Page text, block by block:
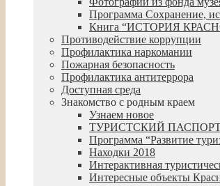
Программа Сохранение,
Книга “ИСТОРИЯ
Противодействие коррупции
Профилактика наркомании
Пожарная безопасность
Профилактика антитеррора
Доступная среда
Знакомство с родным краем
Узнаем новое
ТУРИСТСКИЙ
Программа “Развитие
Находки 2018
Интерактивная
Интересные объекты